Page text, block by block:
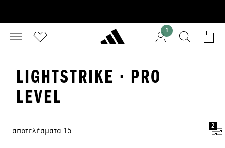
1
LIGHTSTRIKE · PRO
LEVEL
αποτελέσματα 15
2